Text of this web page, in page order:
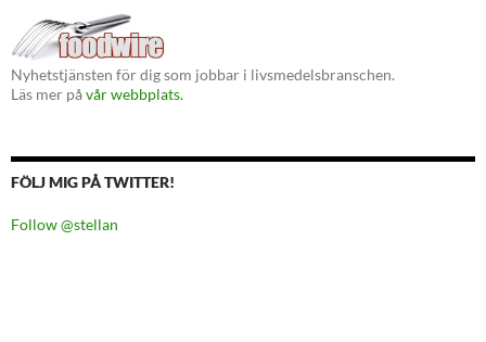
Nyhetstjänsten för dig som jobbar i livsmedelsbranschen.
Läs mer påvår webbplats.
FÖLJ MIG PÅ TWITTER!
Follow @stellan